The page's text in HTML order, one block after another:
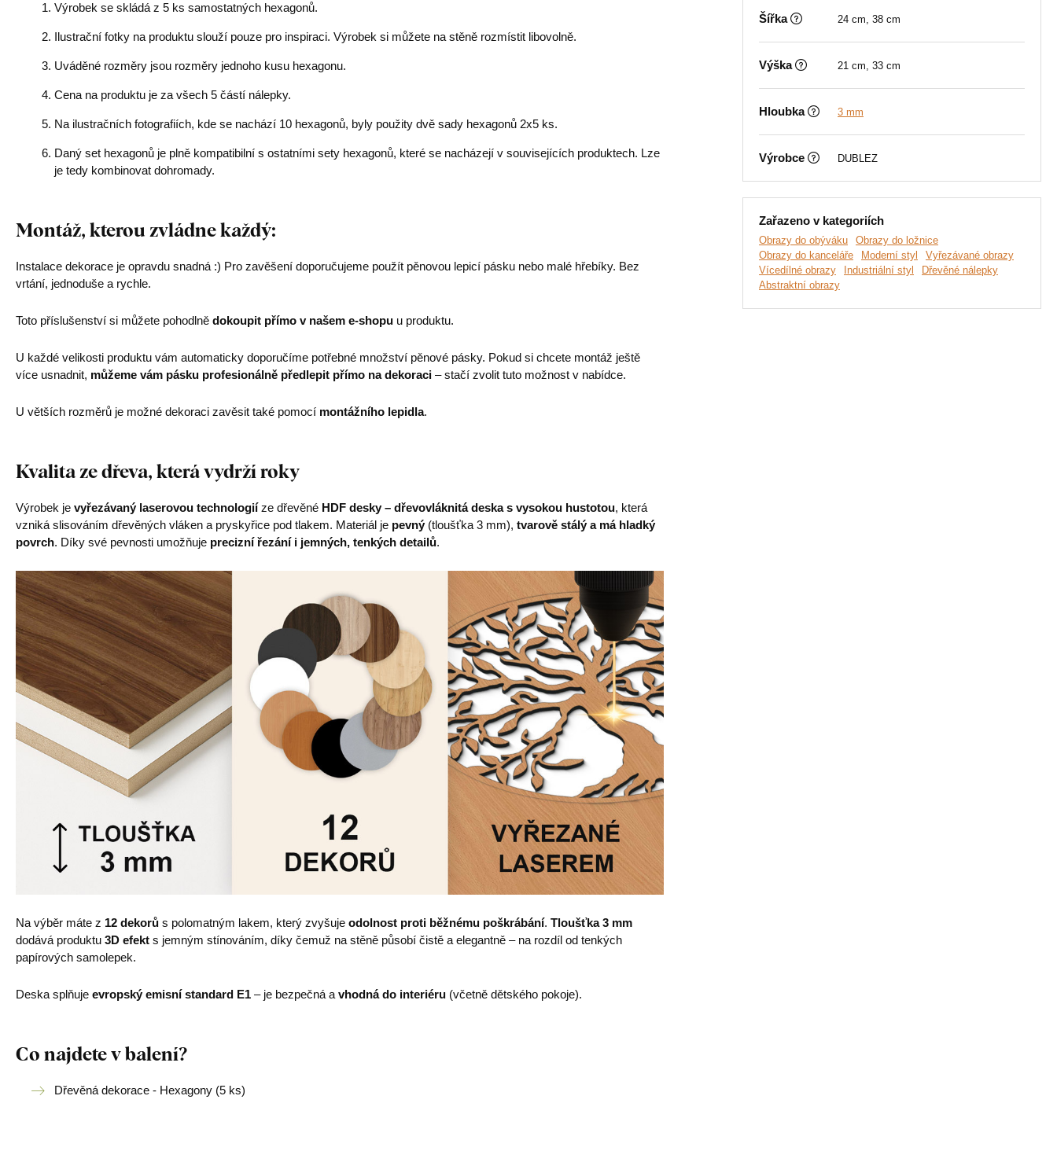
Výrobek se skládá z 5 ks samostatných hexagonů.
Ilustrační fotky na produktu slouží pouze pro inspiraci. Výrobek si můžete na stěně rozmístit libovolně.
Uváděné rozměry jsou rozměry jednoho kusu hexagonu.
Cena na produktu je za všech 5 částí nálepky.
Na ilustračních fotografiích, kde se nachází 10 hexagonů, byly použity dvě sady hexagonů 2x5 ks.
Daný set hexagonů je plně kompatibilní s ostatními sety hexagonů, které se nacházejí v souvisejících produktech. Lze
je tedy kombinovat dohromady.
Montáž, kterou zvládne každý:
Instalace dekorace je opravdu snadná :) Pro zavěšení doporučujeme použít pěnovou lepicí pásku nebo malé hřebíky. Bez
vrtání, jednoduše a rychle.
Toto příslušenství si můžete pohodlně dokoupit přímo v našem e-shopu u produktu.
U každé velikosti produktu vám automaticky doporučíme potřebné množství pěnové pásky. Pokud si chcete montáž ještě
více usnadnit, můžeme vám pásku profesionálně předlepit přímo na dekoraci – stačí zvolit tuto možnost v nabídce.
U větších rozměrů je možné dekoraci zavěsit také pomocí montážního lepidla.
Kvalita ze dřeva, která vydrží roky
Výrobek je vyřezávaný laserovou technologiíze dřevěné HDF desky – dřevovláknitá deska s vysokou hustotou, která
vzniká slisováním dřevěných vláken a pryskyřice pod tlakem. Materiál je pevný (tloušťka 3 mm), tvarově stálý a má hladký
povrch. Díky své pevnosti umožňuje precizní řezání i jemných, tenkých detailů.
Na výběr máte z 12 dekorů s polomatným lakem, který zvyšuje odolnost proti běžnému poškrábání. Tloušťka 3 mm
dodává produktu 3D efekt s jemným stínováním, díky čemuž na stěně působí čistě a elegantně – na rozdíl od tenkých
papírových samolepek.
Deska splňuje evropský emisní standard E1 – je bezpečná a vhodná do interiéru (včetně dětského pokoje).
Co najdete v balení?
Dřevěná dekorace - Hexagony (5 ks)
Šířka 24 cm, 38 cm
Výška 21 cm, 33 cm
Hloubka 3 mm
Výrobce DUBLEZ
Zařazeno v kategoriích
Obrazy do obýváku
Obrazy do ložnice
Obrazy do kanceláře
Moderní styl
Vyřezávané obrazy
Vícedílné obrazy
Industriální styl
Dřevěné nálepky
Abstraktní obrazy